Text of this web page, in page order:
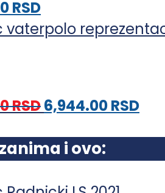
mogu
biti
stranici
RSDOvaj
proizvod
Opcije
mogu
biti
RSD6,944.00RSD
i ovo: